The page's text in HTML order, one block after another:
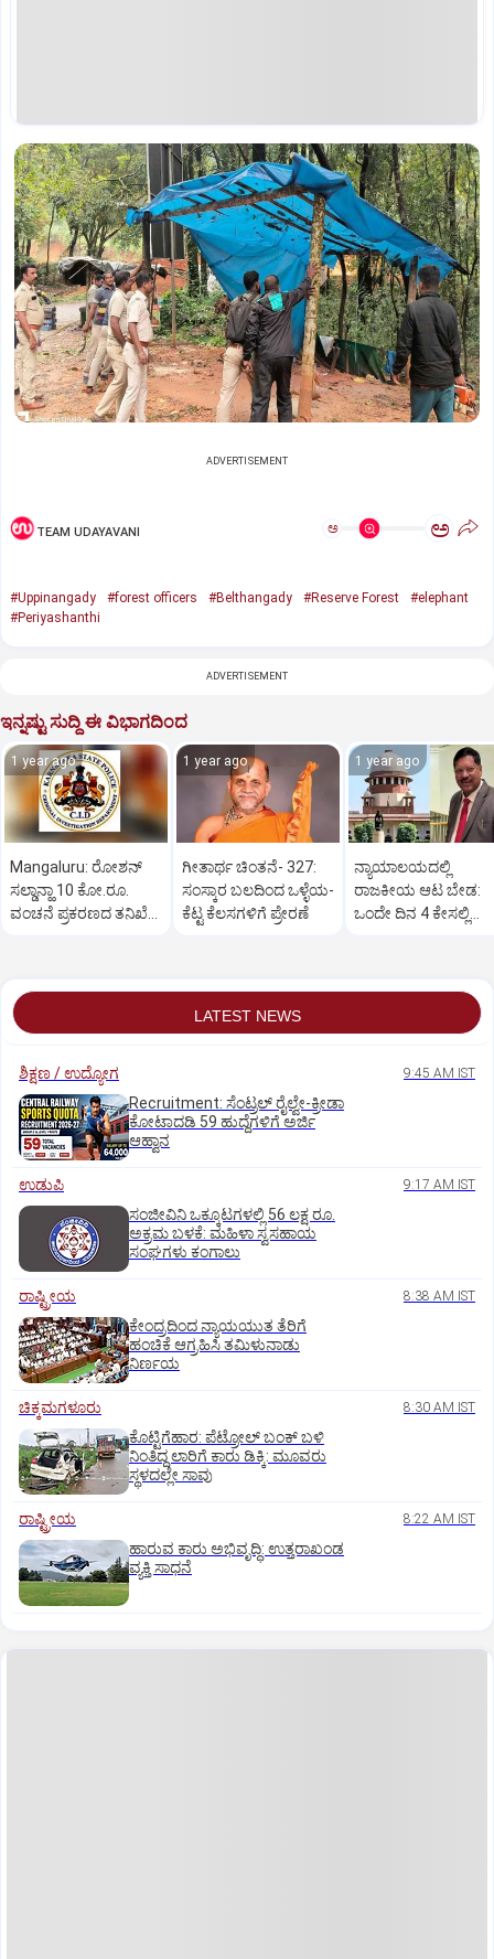
ADVERTISEMENT
TEAM UDAYAVANI ಅ ಅ
#Uppinangady #forest officers #Belthangady #Reserve Forest
#elephant
#Periyashanthi
ADVERTISEMENT
ಇನ್ನಷ್ಟು ಸುದ್ದಿ ಈ ವಿಭಾಗದಿಂದ
1 year ago
Mangaluru: ರೋಶನ್‌
ಸಲ್ಡಾನ್ಹಾ 10 ಕೋ.ರೂ.
ವಂಚನೆ ಪ್ರಕರಣದ ತನಿಖೆ
1 year ago
ಗೀತಾರ್ಥ ಚಿಂತನೆ- 327:
ಸಂಸ್ಕಾರ ಬಲದಿಂದ ಒಳ್ಳೆಯ-
ಕೆಟ್ಟ ಕೆಲಸಗಳಿಗೆ ಪ್ರೇರಣೆ
1 year ago
ನ್ಯಾಯಾಲಯದಲ್ಲಿ
ರಾಜಕೀಯ ಆಟ ಬೇಡ:
ಒಂದೇ ದಿನ 4 ಕೇಸಲ್ಲಿ
LATEST NEWS
ಶಿಕ್ಷಣ / ಉದ್ಯೋಗ 9:45 AM IST
Recruitment: ಸೆಂಟ್ರಲ್‌ ರೈಲ್ವೇ-ಕ್ರೀಡಾ
ಕೋಟಾದಡಿ 59 ಹುದ್ದೆಗಳಿಗೆ ಅರ್ಜಿ
ಆಹ್ವಾನ
ಉಡುಪಿ 9:17 AM IST
ಸಂಜೀವಿನಿ ಒಕ್ಕೂಟಗಳಲ್ಲಿ 56 ಲಕ್ಷ ರೂ.
ಅಕ್ರಮ ಬಳಕೆ: ಮಹಿಳಾ ಸ್ವಸಹಾಯ
ಸಂಘಗಳು ಕಂಗಾಲು
ರಾಷ್ಟ್ರೀಯ 8:38 AM IST
ಕೇಂದ್ರದಿಂದ ನ್ಯಾಯಯುತ ತೆರಿಗೆ
ಹಂಚಿಕೆ ಆಗ್ರಹಿಸಿ ತಮಿಳುನಾಡು
ನಿರ್ಣಯ
ಚಿಕ್ಕಮಗಳೂರು 8:30 AM IST
ಕೊಟ್ಟಿಗೆಹಾರ: ಪೆಟ್ರೋಲ್ ಬಂಕ್ ಬಳಿ
ನಿಂತಿದ್ದ ಲಾರಿಗೆ ಕಾರು ಡಿಕ್ಕಿ: ಮೂವರು
ಸ್ಥಳದಲ್ಲೇ ಸಾವು
ರಾಷ್ಟ್ರೀಯ 8:22 AM IST
ಹಾರುವ ಕಾರು ಅಭಿವೃದ್ಧಿ: ಉತ್ತರಾಖಂಡ
ವ್ಯಕ್ತಿ ಸಾಧನೆ